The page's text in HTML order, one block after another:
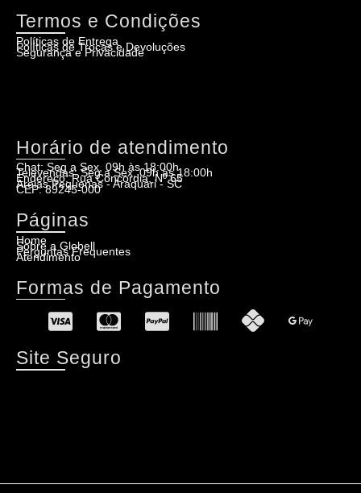
Termos e Condições
Políticas de Entrega
Políticas de Trocas e Devoluções
Segurança e Privacidade
Horário de atendimento
Chat: Seg a Sex, 09h às 18:00h
Televendas: Seg a Sex, 09h às 18:00h
Endereço: Rua Concordia, Nº 65
Areias Pequenas - Araquari - SC
CEP: 89245-000
Páginas
Home
Sobre a Globell
Perguntas Frequentes
Atendimento
Formas de Pagamento
Site Seguro